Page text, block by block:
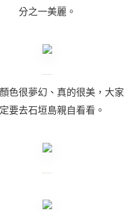
分之一美麗。
色很夢幻、真的很美，大家
要去石垣島親自看看。